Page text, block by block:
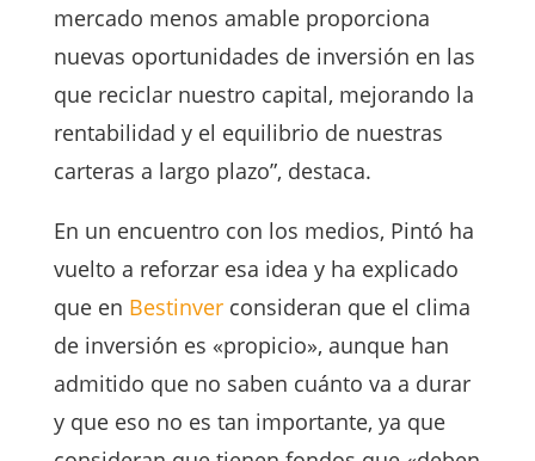
mercado menos amable proporciona
nuevas oportunidades de inversión en las
que reciclar nuestro capital, mejorando la
rentabilidad y el equilibrio de nuestras
carteras a largo plazo”, destaca.
En un encuentro con los medios, Pintó ha
vuelto a reforzar esa idea y ha explicado
que en Bestinverconsideran que el clima
de inversión es «propicio», aunque han
admitido que no saben cuánto va a durar
y que eso no es tan importante, ya que